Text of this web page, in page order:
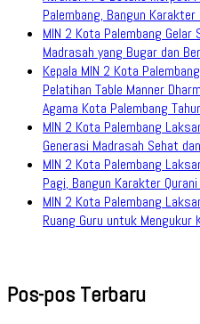
Palembang, Bangun
MIN 2 Kota Palembang Gelar
Madrasah yang Bugar dan
Kepala MIN 2 Kota
Pelatihan Table Manner
Agama Kota Palembang
MIN 2 Kota Palembang
Generasi Madrasah Sehat
MIN 2 Kota Palembang
Pagi, Bangun Karakter
MIN 2 Kota Palembang
Ruang Guru untuk Mengukur
Pos-pos Terbaru